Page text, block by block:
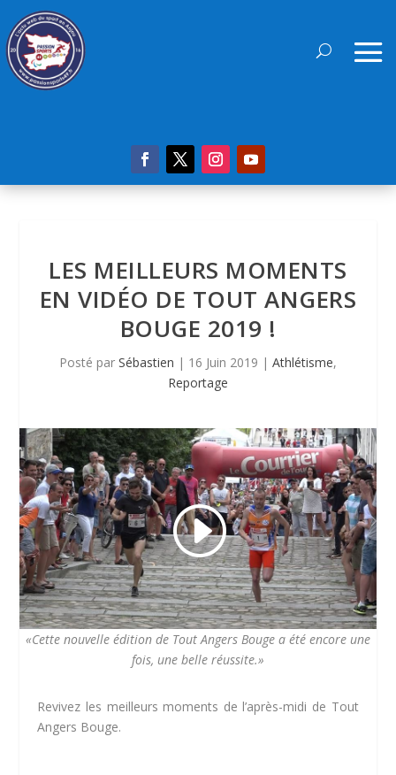
LES MEILLEURS MOMENTS
EN VIDÉO DE TOUT ANGERS
BOUGE 2019 !
Posté par Sébastien | 16 Juin 2019 | Athlétisme,
Reportage
«Cette nouvelle édition de Tout Angers Bouge a été encore une
fois, une belle réussite.»
Revivez les meilleurs moments de l’après-midi de Tout
Angers Bouge.